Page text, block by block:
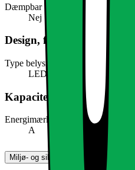
Dæmpbar
Nej
Design, form og placering
Type belysning
LED
Kapacitet, forbrug og strøm
Energimærke
A
Miljø- og sikkerhedsoplysninger